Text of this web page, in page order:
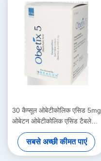
लिए
30 कैप्सूल ओबेटीकोलिक एसिड 5mg
ओबेटन ओबेटीकोलिक एसिड टैबलेट 5
मिलीग्राम
सबसे अच्छी कीमत पाएं